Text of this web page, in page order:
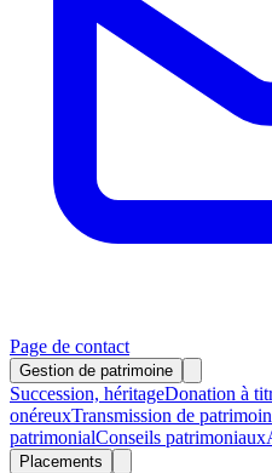
Page de contact
Gestion de patrimoine
Succession, héritageDonation à
onéreuxTransmission de
patrimonialConseils patrimoniaux
Placements